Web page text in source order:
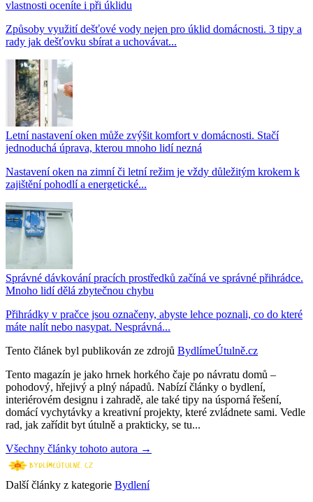
vlastnosti oceníte i při úklidu
Způsoby využití dešťové vody nejen pro úklid domácnosti. 3 tipy a
rady jak dešťovku sbírat a uchovávat...
Letní nastavení oken může zvýšit komfort v domácnosti. Stačí
jednoduchá úprava, kterou mnoho lidí nezná
Nastavení oken na zimní či letní režim je vždy důležitým krokem k
zajištění pohodlí a energetické...
Správné dávkování pracích prostředků začíná ve správné přihrádce.
Mnoho lidí dělá zbytečnou chybu
Přihrádky v pračce jsou označeny, abyste lehce poznali, co do které
máte nalít nebo nasypat. Nesprávná...
Tento článek byl publikován ze zdrojů BydlímeÚtulně.cz
Tento magazín je jako hrnek horkého čaje po návratu domů –
pohodový, hřejivý a plný nápadů. Nabízí články o bydlení,
interiérovém designu i zahradě, ale také tipy na úsporná řešení,
domácí vychytávky a kreativní projekty, které zvládnete sami. Vedle
rad, jak zařídit byt útulně a prakticky, se tu...
Všechny články tohoto autora →
Další články z kategorie Bydlení